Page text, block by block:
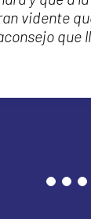
vidente
que